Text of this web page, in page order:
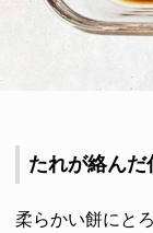
たれが絡んだ
柔らかい餅にと